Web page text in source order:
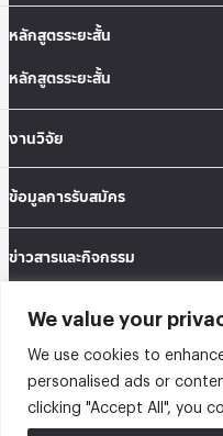
We value your
We use cookies to
personalised ads or
clicking "Accept All", you
หลักสูตรระยะสั้น
หลักสูตรระยะสั้น
งานวิจัย
ข้อมูลการรับสมัคร
ข่าวสารและกิจกรรม
คณะสถิติประยุกต์ อาคารนวมินทราธิรา
Tel: 02-727-3035-40
Fax: 02-374-4061